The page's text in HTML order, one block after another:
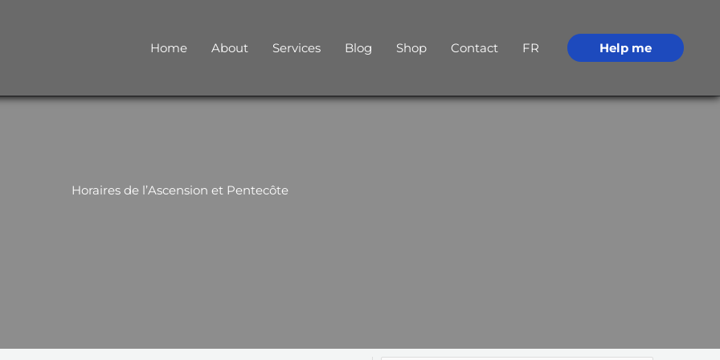
Home About Services Blog Shop Contact FR Help me
Horaires de l’Ascension et Pentecôte